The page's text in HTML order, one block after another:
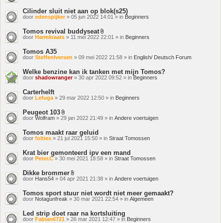
Cilinder sluit niet aan op blok(s25)
door edenspijker» 05 jun 2022 14:01 » in Beginners
Tomos revival buddyseat
Bijlage(n)
door Harmkraats » 11 mei 2022 22:01 » in Beginners
Tomos A35
door SteffenIversen » 09 mei 2022 21:58 » in English/ Deutsch Forum
Welke benzine kan ik tanken met mijn Tomos?
door shadowranger» 30 apr 2022 09:52 » inBeginners
Carterhelft
door Lefuga » 29 mar 2022 12:50 » in Beginners
Peugeot 103
Bijlage(n)
door Wolfram » 29 jan 2022 21:49 » in Andere voertuigen
Tomos maakt raar geluid
door folties » 21 jul 2021 15:50 » in Straat Tomossen
Krat bier gemonteerd ipv een mand
door Peter.C» 30 mei 2021 18:58 » in Straat Tomossen
Dikke brommer
Bijlage(n)
door Hans54 » 04 apr 2021 21:38 » in Andere voertuigen
Tomos sport stuur niet wordt niet meer gemaakt?
door Notagunfreak » 30 mar 2021 22:54 » in Algemeen
Led strip doet raar na kortsluiting
door Fabian6721 » 26 mar 2021 12:47 » in Beginners